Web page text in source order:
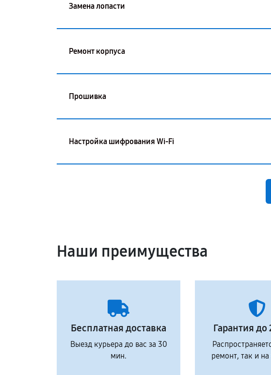
Замена лопасти
Ремонт корпуса
Прошивка
Настройка шифрования Wi-Fi
Наши преимущества
Бесплатная доставка
Выезд курьера до вас за 30
мин.
Гарантия до
ремонт, так и на